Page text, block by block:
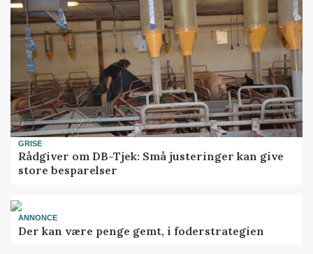
GRISE
Rådgiver om DB-Tjek: Små justeringer kan give
store besparelser
ANNONCE
Der kan være penge gemt, i foderstrategien